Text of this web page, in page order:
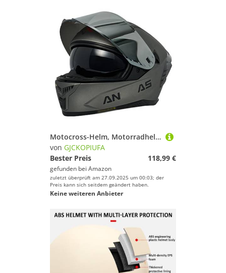
Motocross-Helm, Motorradhelm Fullface Helm Mit Sonnenblende, ECE 22.06 Zertifiziert Integralhelm Für Damen Und Herren D,L/(57~58cm)
von GJCKOPIUFA
Bester Preis
118,99 €
gefunden bei Amazon
zuletzt überprüft am 27.09.2025 um 00:03; der
Preis kann sich seitdem geändert haben.
Keine weiteren Anbieter